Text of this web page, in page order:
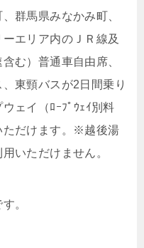
群馬県みなかみ町、
エリア内のＪＲ線及
む）普通車自由席、
東頸バスが2日間乗り
ェイ（ﾛｰﾌﾟｳｪｲ別料
ただけます。※越後湯
いただけません。
。